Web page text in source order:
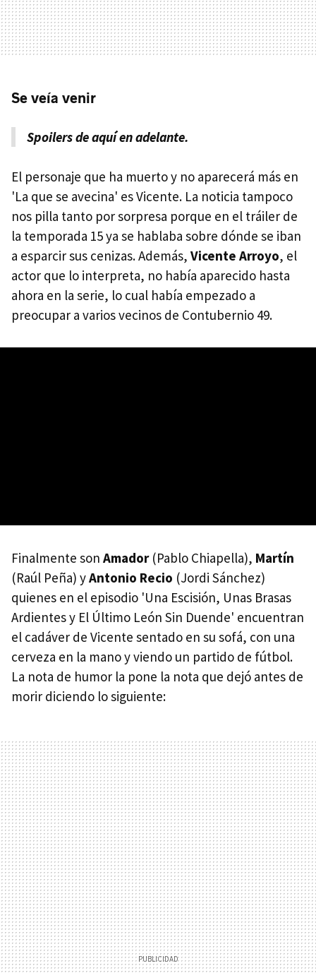
Se veía venir
Spoilers de aquí en adelante.
El personaje que ha muerto y no aparecerá más en
'La que se avecina' es Vicente. La noticia tampoco
nos pilla tanto por sorpresa porque en el tráiler de
la temporada 15 ya se hablaba sobre dónde se iban
a esparcir sus cenizas. Además, Vicente Arroyo, el
actor que lo interpreta, no había aparecido hasta
ahora en la serie, lo cual había empezado a
preocupar a varios vecinos de Contubernio 49.
Finalmente son Amador(Pablo Chiapella), Martín
(Raúl Peña) yAntonio Recio (Jordi Sánchez)
quienes en el episodio 'Una Escisión, Unas Brasas
Ardientes y El Último León Sin Duende' encuentran
el cadáver de Vicente sentado en su sofá, con una
cerveza en la mano y viendo un partido de fútbol.
La nota de humor la pone la nota que dejó antes de
morir diciendo lo siguiente: